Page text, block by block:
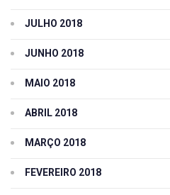
JULHO 2018
JUNHO 2018
MAIO 2018
ABRIL 2018
MARÇO 2018
FEVEREIRO 2018